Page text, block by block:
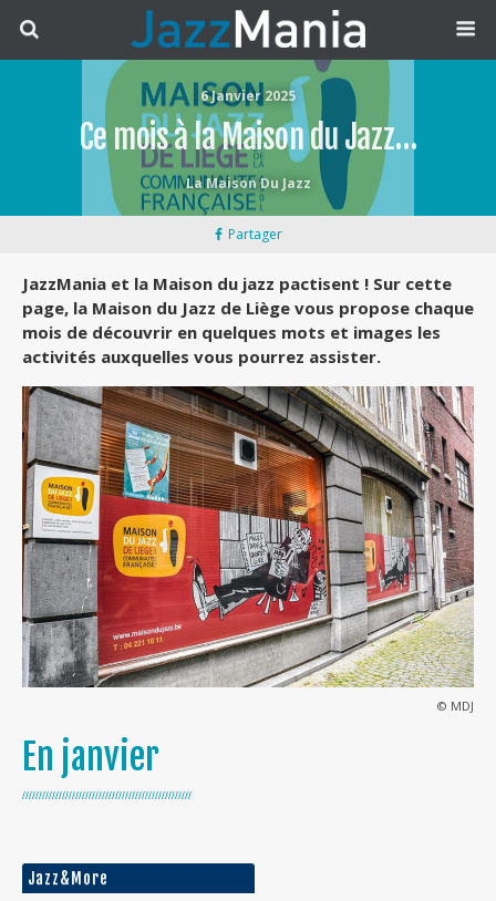
6 Janvier 2025
Ce mois à la Maison du Jazz…
La Maison Du Jazz
Partager
JazzMania et la Maison du jazz pactisent ! Sur cette
page, la Maison du Jazz de Liège vous propose chaque
mois de découvrir en quelques mots et images les
activités auxquelles vous pourrez assister.
© MDJ
En janvier
///////////////////////////////////////////////////
Jazz&More